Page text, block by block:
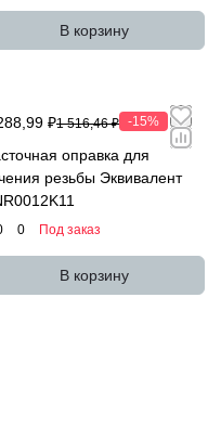
В корзину
₽1 516,46 ₽ -15%
оправка для
резьбы Эквивалент
0 Под заказ
В корзину